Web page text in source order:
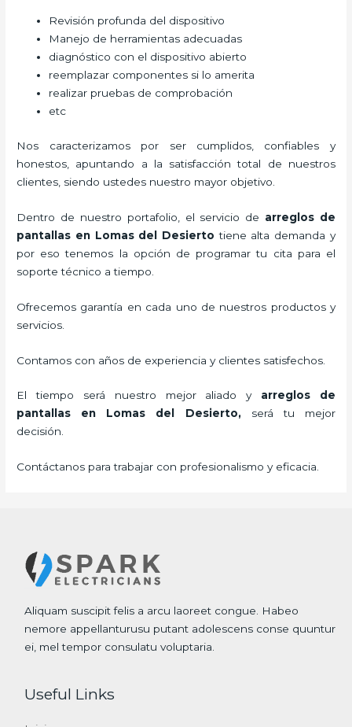
Revisión profunda del dispositivo
Manejo de herramientas adecuadas
diagnóstico con el dispositivo abierto
reemplazar componentes si lo amerita
realizar pruebas de comprobación
etc
Nos caracterizamos por ser cumplidos, confiables y
honestos, apuntando a la satisfacción total de nuestros
clientes, siendo ustedes nuestro mayor objetivo.
Dentro de nuestro portafolio, el servicio de arreglos de
pantallas en Lomas del Desierto tiene alta demanda y
por eso tenemos la opción de programar tu cita para el
soporte técnico a tiempo.
Ofrecemos garantía en cada uno de nuestros productos y
servicios.
Contamos con años de experiencia y clientes satisfechos.
El tiempo será nuestro mejor aliado y arreglos de
pantallas en Lomas del Desierto, será tu mejor
decisión.
Contáctanos para trabajar con profesionalismo y eficacia.
Aliquam suscipit felis a arcu laoreet congue. Habeo
nemore appellanturusu putant adolescens conse quuntur
ei, mel tempor consulatu voluptaria.
Useful Links